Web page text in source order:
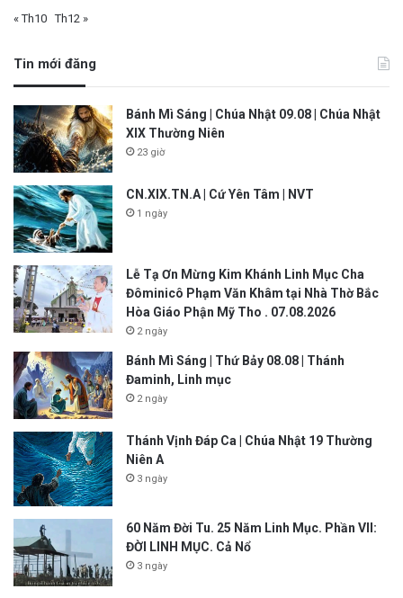
« Th10 Th12 »
Tin mới đăng
Bánh Mì Sáng | Chúa Nhật 09.08 | Chúa Nhật
XIX Thường Niên
23 giờ
CN.XIX.TN.A | Cứ Yên Tâm | NVT
1 ngày
Lễ Tạ Ơn Mừng Kim Khánh Linh Mục Cha
Đôminicô Phạm Văn Khâm tại Nhà Thờ Bắc
Hòa Giáo Phận Mỹ Tho . 07.08.2026
2 ngày
Bánh Mì Sáng | Thứ Bảy 08.08 | Thánh
Đaminh, Linh mục
2 ngày
Thánh Vịnh Đáp Ca | Chúa Nhật 19 Thường
Niên A
3 ngày
60 Năm Đời Tu. 25 Năm Linh Mục. Phần VII:
ĐỜI LINH MỤC. Cả Nổ
3 ngày